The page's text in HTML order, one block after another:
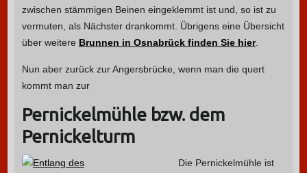
zwischen stämmigen Beinen eingeklemmt ist und, so ist zu
vermuten, als Nächster drankommt. Übrigens eine Übersicht
über weitere Brunnen in Osnabrück finden Sie hier.
Nun aber zurück zur Angersbrücke, wenn man die quert
kommt man zur
Pernickelmühle bzw. dem
Pernickelturm
Die Pernickelmühle ist